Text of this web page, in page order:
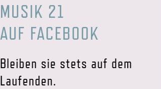
MUSIK 21
AUF FACEBOOK
Bleiben sie stets auf dem
Laufenden.